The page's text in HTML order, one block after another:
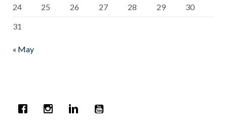
24
25 26 27 28 29
30
31
« May